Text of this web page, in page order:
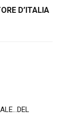
D’ITALIA